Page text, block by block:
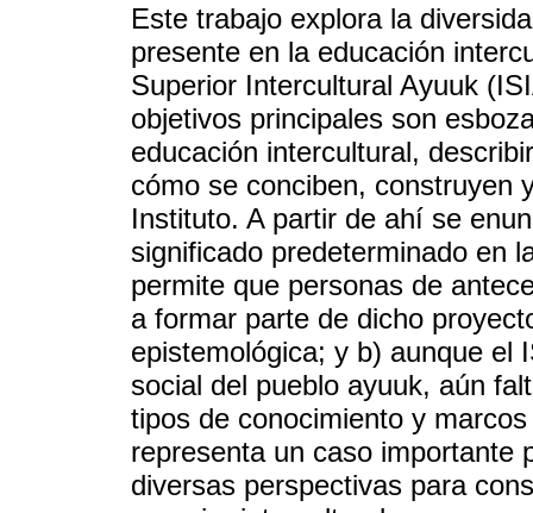
Este trabajo explora la
presente en la educación
Superior Intercultural Ayuuk
objetivos principales son
educación intercultural,
cómo se conciben, construyen
Instituto. A partir de ahí se
significado predeterminado en
permite que personas de
a formar parte de dicho
epistemológica; y b) aunque el
social del pueblo ayuuk, aún
tipos de conocimiento y
representa un caso importante
diversas perspectivas para